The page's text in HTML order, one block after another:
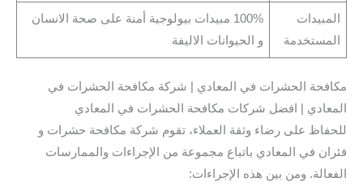
المبيدات
المستخدمة
100% مبيدات بيولوجية أمنة على صحة الانسان
و الحيوانات الاليفة
مكافحة الحشرات في المعادي | شركة مكافحة الحشرات في
المعادي | افضل شركات مكافحة الحشرات في المعادي
للحفاظ على رضاء وثقة العملاء، تقوم شركة مكافحة حشرات و
فئران في المعادي باتباع مجموعة من الإجراءات والممارسات
الفعالة. ومن بين هذه الإجراءات: